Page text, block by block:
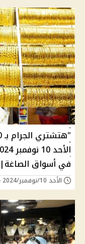
في أسواق
الأحد 10/نوفمبر/2024 - 06:58 م